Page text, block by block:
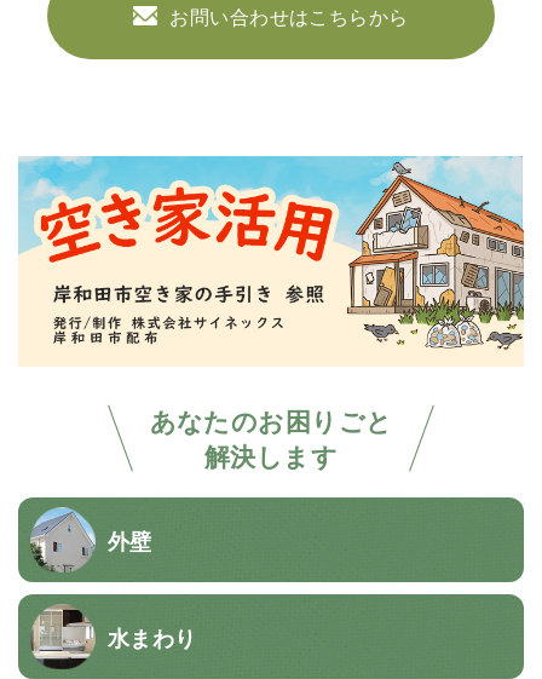
あなたのお困りごと
解決します
外壁
水まわり
お問い合わせはこちらから